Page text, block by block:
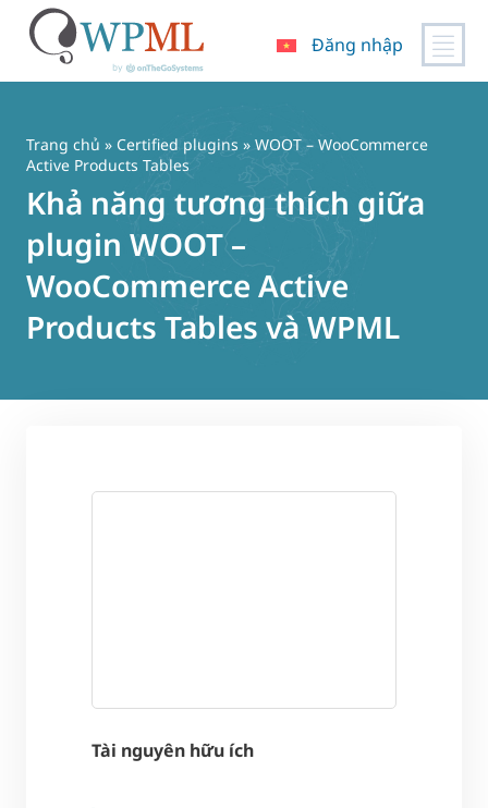
dung
Đăng nhập
Trang chủ » Certified plugins » WOOT – WooCommerce
Active Products Tables
Khả năng tương thích giữa
plugin WOOT –
WooCommerce Active
Products Tables và WPML
Tài nguyên hữu ích